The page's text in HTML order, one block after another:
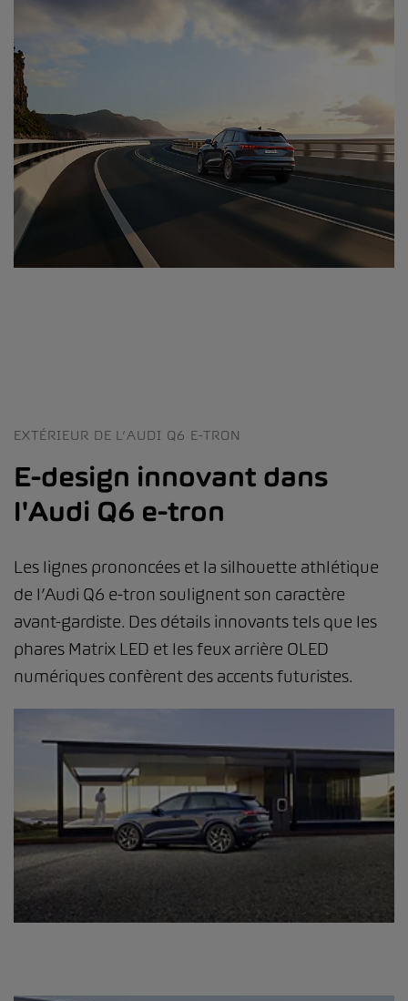
EXTÉRIEUR DE L’AUDI Q6 E-TRON
E-design innovant dans
l'Audi Q6 e-tron
Les lignes prononcées et la silhouette athlétique
de l’Audi Q6 e-tron soulignent son caractère
avant-gardiste. Des détails innovants tels que les
phares Matrix LED et les feux arrière OLED
numériques confèrent des accents futuristes.